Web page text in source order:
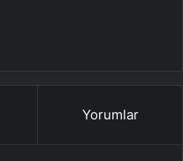
Yorumlar